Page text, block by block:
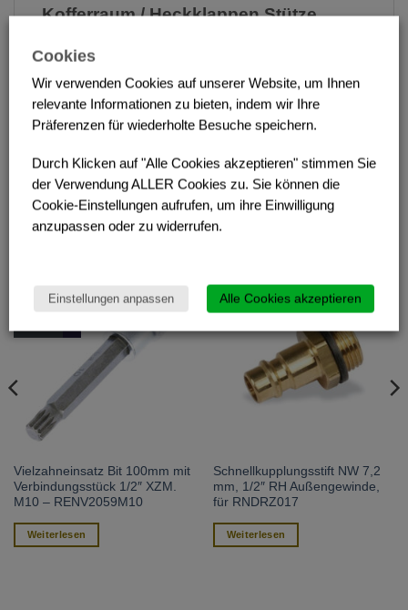
Kofferraum / Heckklappen Stütze
SKU: RN651500
Die Heckklappe und Motorhaube kann in jeder
Position (650mm-1500mm) arretiert werden.
Vielzahneinsatz Bit 100mm mit
Verbindungsstück 1/2″ XZM.
M10 – RENV2059M10
Weiterlesen
Schnellkupplungsstift NW 7,2
mm, 1/2″ RH Außengewinde,
für RNDRZ017
Weiterlesen
Cookies
Wir verwenden Cookies auf unserer Website, um Ihnen
relevante Informationen zu bieten, indem wir Ihre
Präferenzen für wiederholte Besuche speichern.
Durch Klicken auf "Alle Cookies akzeptieren" stimmen Sie
der Verwendung ALLER Cookies zu. Sie können die
Cookie-Einstellungen aufrufen, um ihre Einwilligung
anzupassen oder zu widerrufen.
Einstellungen anpassen Alle Cookies akzeptieren